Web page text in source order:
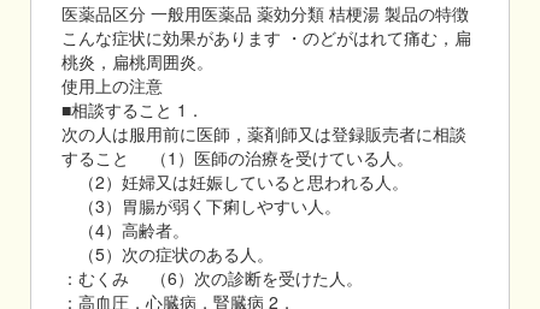
医薬品区分 一般用医薬品 薬効分類 桔梗湯 製品の特徴
こんな症状に効果があります ・のどがはれて痛む，扁
桃炎，扁桃周囲炎。
使用上の注意
■相談すること 1．
次の人は服用前に医師，薬剤師又は登録販売者に相談
すること （1）医師の治療を受けている人。
（2）妊婦又は妊娠していると思われる人。
（3）胃腸が弱く下痢しやすい人。
（4）高齢者。
（5）次の症状のある人。
：むくみ （6）次の診断を受けた人。
：高血圧，心臓病，腎臓病 2．